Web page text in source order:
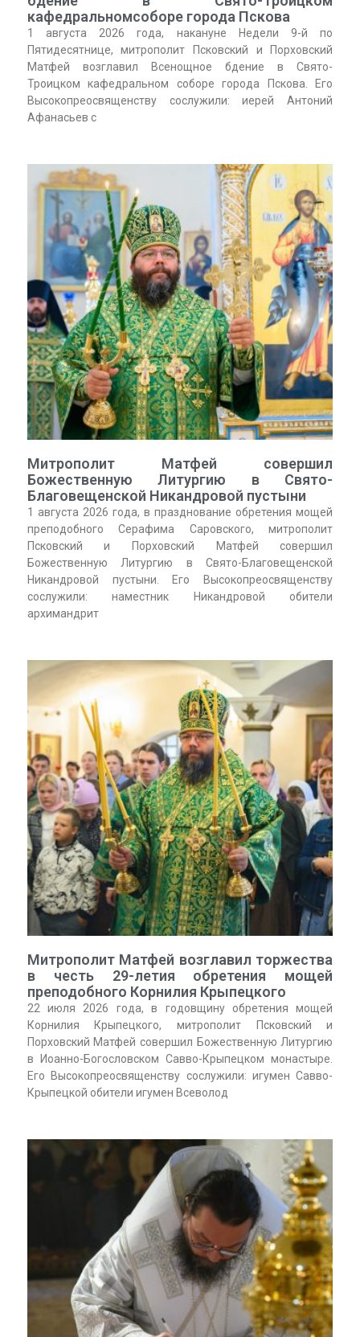
кафедральномсоборе города Пскова
1 августа 2026 года, накануне Недели 9-й по
Пятидесятнице, митрополит Псковский и Порховский
Матфей возглавил Всенощное бдение в Свято-
Троицком кафедральном соборе города Пскова. Его
Высокопреосвященству сослужили: иерей Антоний
Афанасьев с
Митрополит Матфей совершил
Божественную Литургию в Свято-
Благовещенской Никандровой пустыни
1 августа 2026 года, в празднование обретения мощей
преподобного Серафима Саровского, митрополит
Псковский и Порховский Матфей совершил
Божественную Литургию в Свято-Благовещенской
Никандровой пустыни. Его Высокопреосвященству
сослужили: наместник Никандровой обители
архимандрит
Митрополит Матфей возглавил торжества
в честь 29-летия обретения мощей
преподобного Корнилия Крыпецкого
22 июля 2026 года, в годовщину обретения мощей
Корнилия Крыпецкого, митрополит Псковский и
Порховский Матфей совершил Божественную Литургию
в Иоанно-Богословском Савво-Крыпецком монастыре.
Его Высокопреосвященству сослужили: игумен Савво-
Крыпецкой обители игумен Всеволод